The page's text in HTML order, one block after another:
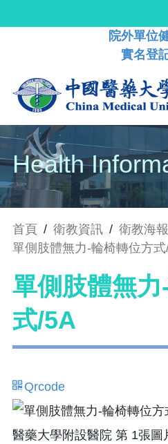
院外單位
實名登
Health
首頁 / 衛教資訊 / 衛教海報
單側肢體無力-輪椅轉位方
單側肢體無
式/5A
Qrcode